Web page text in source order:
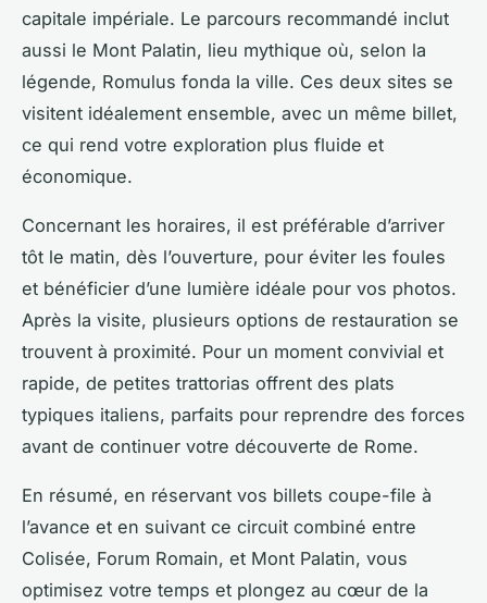
capitale impériale. Le parcours recommandé inclut
aussi le Mont Palatin, lieu mythique où, selon la
légende, Romulus fonda la ville. Ces deux sites se
visitent idéalement ensemble, avec un même billet,
ce qui rend votre exploration plus fluide et
économique.
Concernant les horaires, il est préférable d’arriver
tôt le matin, dès l’ouverture, pour éviter les foules
et bénéficier d’une lumière idéale pour vos photos.
Après la visite, plusieurs options de restauration se
trouvent à proximité. Pour un moment convivial et
rapide, de petites trattorias offrent des plats
typiques italiens, parfaits pour reprendre des forces
avant de continuer votre découverte de Rome.
En résumé, en réservant vos billets coupe-file à
l’avance et en suivant ce circuit combiné entre
Colisée, Forum Romain, et Mont Palatin, vous
optimisez votre temps et plongez au cœur de la